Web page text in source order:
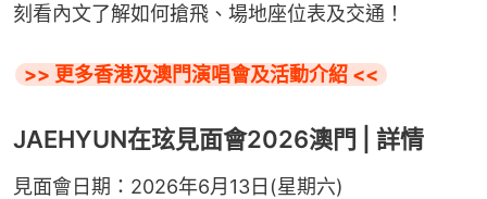
刻看內文了解如何搶飛、場地座位表及交通！
>> 更多香港及澳門演唱會及活動介紹 <<
JAEHYUN在玹見面會2026澳門 | 詳情
見面會日期：2026年6月13日(星期六)